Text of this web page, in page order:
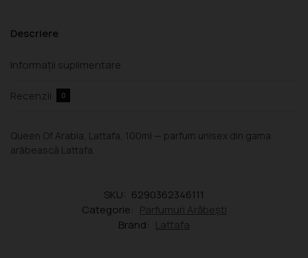
Descriere
Informații suplimentare
Recenzii 0
Queen Of Arabia, Lattafa, 100ml — parfum unisex din gama
arăbească Lattafa.
SKU: 6290362346111
Categorie: Parfumuri Arăbești
Brand: Lattafa